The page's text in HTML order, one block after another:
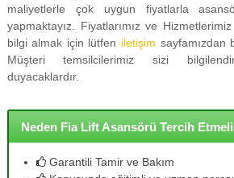
maliyetlerle çok uygun fiyatlarla
yapmaktayız. Fiyatlarımız ve
bilgi almak için lütfen iletişim sayfamızdan
Müşteri temsilcilerimiz sizi
duyacaklardır.
Neden Fia Lift Asansörü Tercih
Garantili Tamir ve Bakım